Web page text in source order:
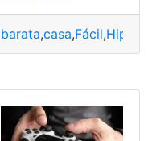
barata,casa,Fácil,